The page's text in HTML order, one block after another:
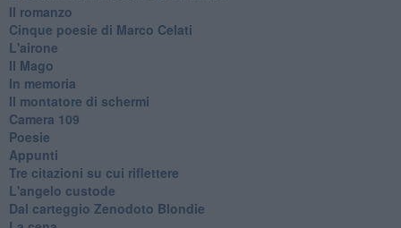
Il romanzo
Cinque poesie di Marco Celati
L'airone
Il Mago
In memoria
Il montatore di schermi
Camera 109
Poesie
Appunti
Tre citazioni su cui riflettere
L'angelo custode
Dal carteggio Zenodoto Blondie